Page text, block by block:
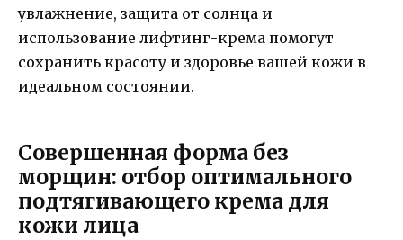
увлажнение, защита от солнца и
использование лифтинг-крема помогут
сохранить красоту и здоровье вашей кожи в
идеальном состоянии.
Совершенная форма без
морщин: отбор оптимального
подтягивающего крема для
кожи лица